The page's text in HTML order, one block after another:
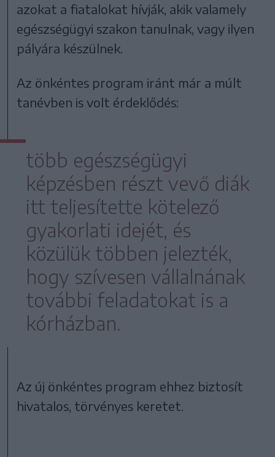
azokat a fiatalokat hívják, akik valamely
egészségügyi szakon tanulnak, vagy ilyen
pályára készülnek.
Az önkéntes program iránt már a múlt
tanévben is volt érdeklődés:
több egészségügyi
képzésben részt vevő diák
itt teljesítette kötelező
gyakorlati idejét, és
közülük többen jelezték,
hogy szívesen vállalnának
további feladatokat is a
kórházban.
Az új önkéntes program ehhez biztosít
hivatalos, törvényes keretet.